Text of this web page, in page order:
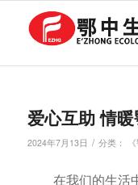
爱心互助 情暖
2024年7月13日 / 分类：
在我们的生活